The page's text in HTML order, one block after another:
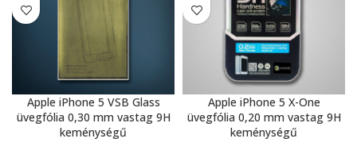
Apple iPhone 5 VSB Glass
üvegfólia 0,30 mm vastag 9H
keménységű
Apple iPhone 5 X-One
üvegfólia 0,20 mm vastag 9H
keménységű